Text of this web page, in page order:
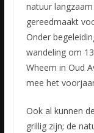
natuur
gereedmaakt
Onder
wandeling om
Wheem in Oud
mee het
Ook al kunnen
grillig zijn; de